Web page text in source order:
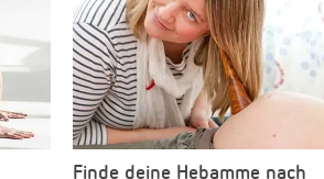
Finde deine Hebamme nach